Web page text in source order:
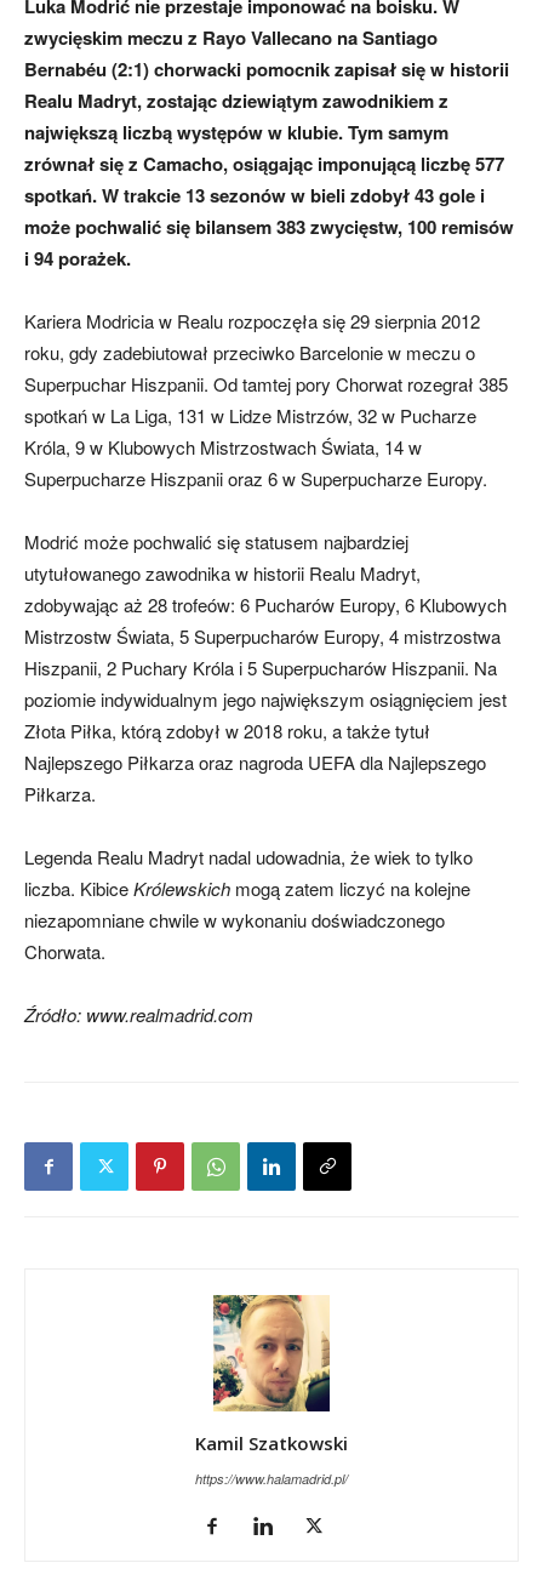
Luka Modrić nie przestaje imponować na boisku. W
zwycięskim meczu z Rayo Vallecano na Santiago
Bernabéu (2:1) chorwacki pomocnik zapisał się w historii
Realu Madryt, zostając dziewiątym zawodnikiem z
największą liczbą występów w klubie. Tym samym
zrównał się z Camacho, osiągając imponującą liczbę 577
spotkań. W trakcie 13 sezonów w bieli zdobył 43 gole i
może pochwalić się bilansem 383 zwycięstw, 100 remisów
i 94 porażek.
Kariera Modricia w Realu rozpoczęła się 29 sierpnia 2012
roku, gdy zadebiutował przeciwko Barcelonie w meczu o
Superpuchar Hiszpanii. Od tamtej pory Chorwat rozegrał 385
spotkań w La Liga, 131 w Lidze Mistrzów, 32 w Pucharze
Króla, 9 w Klubowych Mistrzostwach Świata, 14 w
Superpucharze Hiszpanii oraz 6 w Superpucharze Europy.
Modrić może pochwalić się statusem najbardziej
utytułowanego zawodnika w historii Realu Madryt,
zdobywając aż 28 trofeów: 6 Pucharów Europy, 6 Klubowych
Mistrzostw Świata, 5 Superpucharów Europy, 4 mistrzostwa
Hiszpanii, 2 Puchary Króla i 5 Superpucharów Hiszpanii. Na
poziomie indywidualnym jego największym osiągnięciem jest
Złota Piłka, którą zdobył w 2018 roku, a także tytuł
Najlepszego Piłkarza oraz nagroda UEFA dla Najlepszego
Piłkarza.
Legenda Realu Madryt nadal udowadnia, że wiek to tylko
liczba. KibiceKrólewskich mogą zatem liczyć na kolejne
niezapomniane chwile w wykonaniu doświadczonego
Chorwata.
Źródło: www.realmadrid.com
Kamil Szatkowski
https://www.halamadrid.pl/